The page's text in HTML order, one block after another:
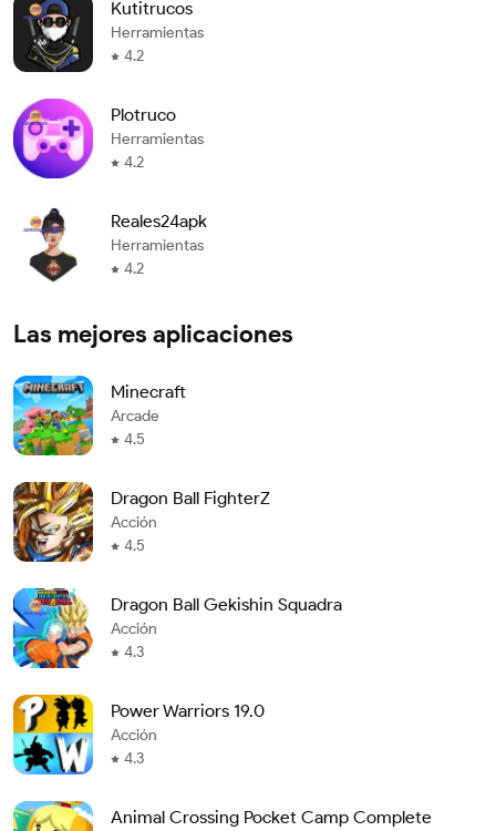
Kutitrucos
Herramientas
4.2
Plotruco
Herramientas
4.2
Reales24apk
Herramientas
4.2
Las mejores aplicaciones
Minecraft
Arcade
4.5
Dragon Ball FighterZ
Acción
4.5
Dragon Ball Gekishin Squadra
Acción
4.3
Power Warriors 19.0
Acción
4.3
Animal Crossing Pocket Camp Complete